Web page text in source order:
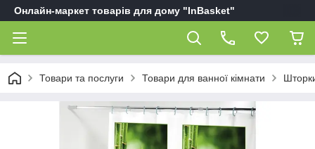
Онлайн-маркет товарів для дому "InBasket"
Товари та послуги Товари для ванної кімнати